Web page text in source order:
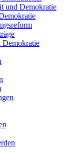
und Demokratie
Demokratie